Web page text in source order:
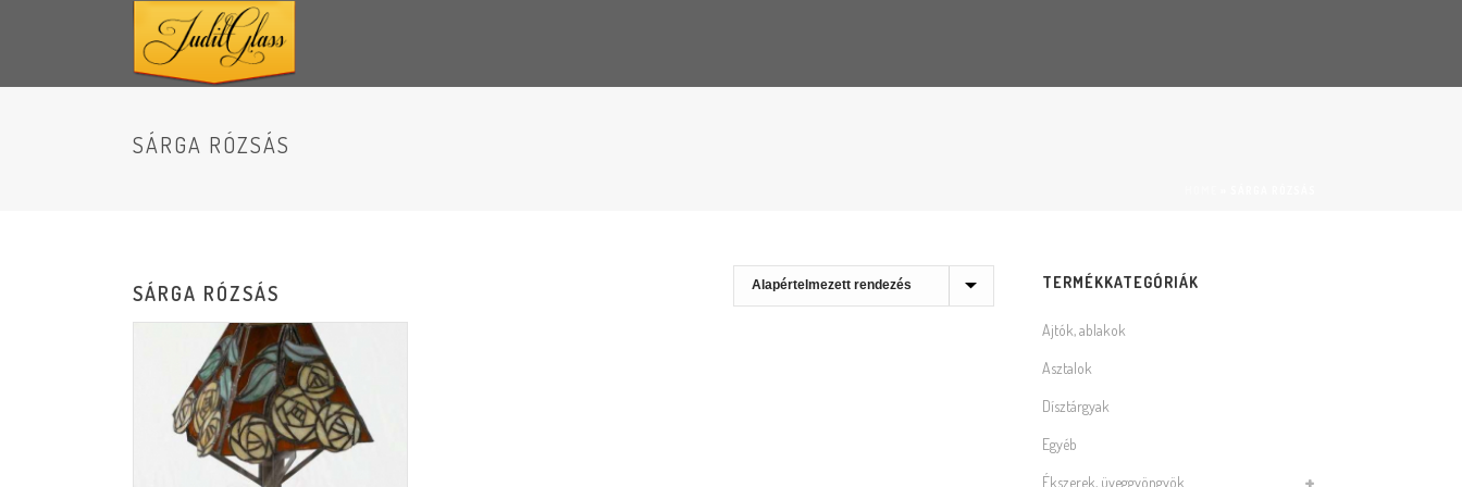
SÁRGA RÓZSÁS
SÁRGA RÓZSÁS TERMÉKKATEGÓRIÁK
Ajtók, ablakok
Asztalok
Dísztárgyak
Egyéb
Ékszerek, üveggyöngyök